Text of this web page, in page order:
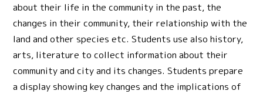
about their life in the community in the past, the
changes in their community, their relationship with the
land and other species etc. Students use also history,
arts, literature to collect information about their
community and city and its changes. Students prepare
a display showing key changes and the implications of